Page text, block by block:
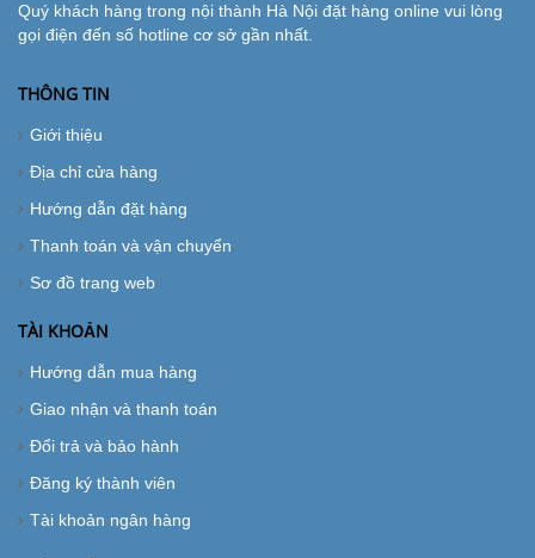
Quý khách hàng trong nội thành Hà Nội đặt hàng online vui lòng
gọi điện đến số hotline cơ sở gần nhất.
THÔNG TIN
Giới thiệu
Địa chỉ cửa hàng
Hướng dẫn đặt hàng
Thanh toán và vận chuyển
Sơ đồ trang web
TÀI KHOẢN
Hướng dẫn mua hàng
Giao nhận và thanh toán
Đổi trả và bảo hành
Đăng ký thành viên
Tài khoản ngân hàng